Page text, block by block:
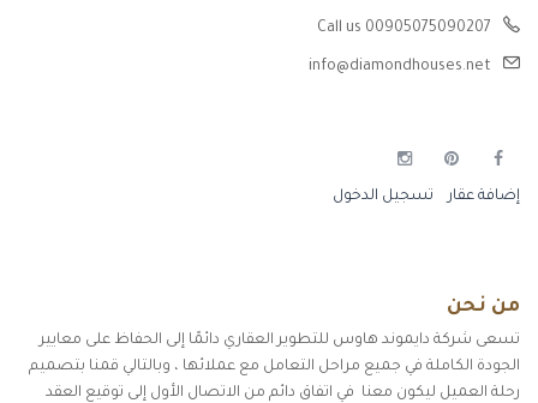
Call us 00905075090207
info@diamondhouses.net
إضافة عقار تسجيل الدخول
من نحن
تسعى شركة دايموند هاوس للتطوير العقاري دائمًا إلى الحفاظ على معايير
الجودة الكاملة في جميع مراحل التعامل مع عملائها ، وبالتالي قمنا بتصميم
رحلة العميل ليكون معنا في اتفاق دائم من الاتصال الأول إلى توقيع العقد